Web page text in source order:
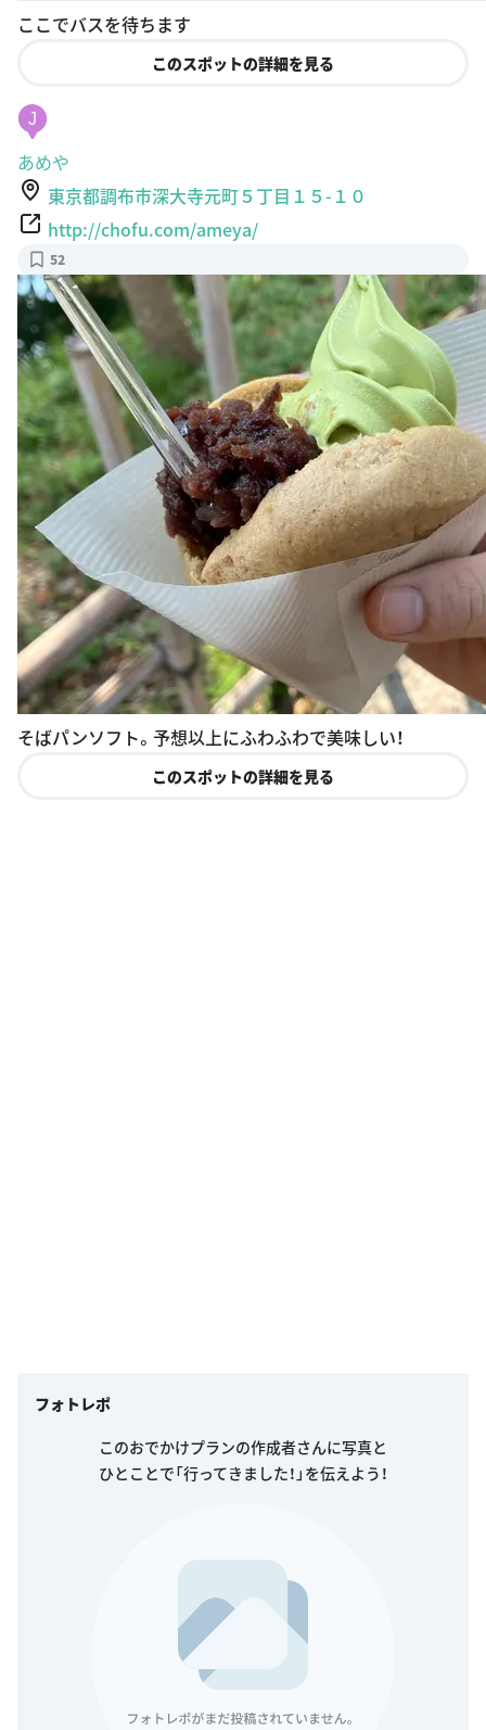
ここでバスを待ちます
このスポットの詳細を見る
J
あめや
東京都調布市深大寺元町５丁目１５-１０
http://chofu.com/ameya/
52
そばパンソフト。予想以上にふわふわで美味しい！
このスポットの詳細を見る
フォトレポ
このおでかけプランの作成者さんに写真と
ひとことで「行ってきました！」を伝えよう！